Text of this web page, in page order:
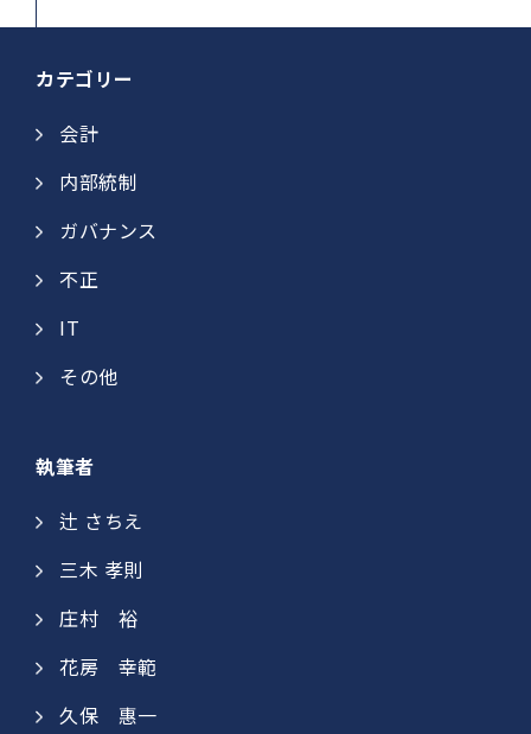
カテゴリー
会計
内部統制
ガバナンス
不正
IT
その他
執筆者
辻 さちえ
三木 孝則
庄村 裕​
花房 幸範​
久保 惠一​​